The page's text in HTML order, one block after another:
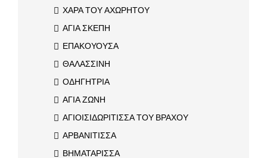
ΧΑΡΑ ΤΟΥ ΑΧΩΡΗΤΟΥ
ΑΓΙΑ ΣΚΕΠΗ
ΕΠΑΚΟΥΟΥΣΑ
ΘΑΛΑΣΣΙΝΗ
ΟΔΗΓΗΤΡΙΑ
ΑΓΙΑ ΖΩΝΗ
ΑΓΙΟΙΣΙΔΩΡΙΤΙΣΣΑ ΤΟΥ ΒΡΑΧΟΥ
ΑΡΒΑΝΙΤΙΣΣΑ
ΒΗΜΑΤΑΡΙΣΣΑ